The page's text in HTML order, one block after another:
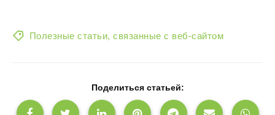
Полезные статьи, связанные с веб-сайтом
Поделиться статьей: